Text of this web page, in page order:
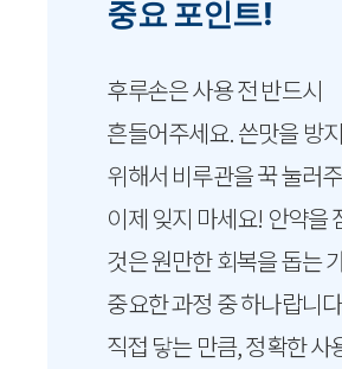
중요 포인트!
후루손은 사용 전 반드시
흔들어주세요. 쓴맛을 방
위해서 비루관을 꾹 눌러
이제 잊지 마세요! 안약을
것은 원만한 회복을 돕는
중요한 과정 중 하나랍니
직접 닿는 만큼, 정확한 사